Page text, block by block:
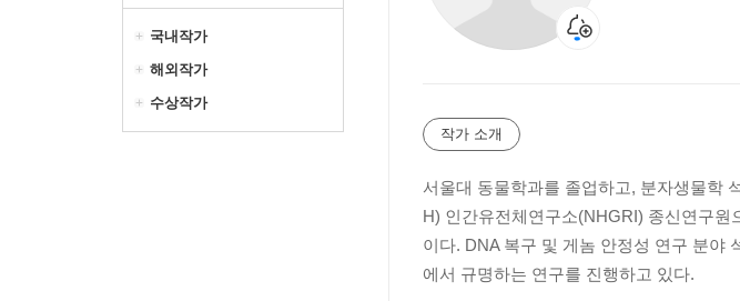
국내작가
해외작가
수상작가
작가 소개
서울대 동물학과를 졸업하고, 분자생물학
H) 인간유전체연구소(NHGRI) 종신연구
이다. DNA 복구 및 게놈 안정성 연구 분야
에서 규명하는 연구를 진행하고 있다.